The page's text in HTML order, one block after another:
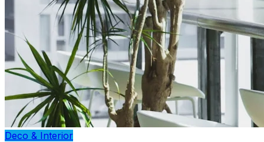
Deco & Interior